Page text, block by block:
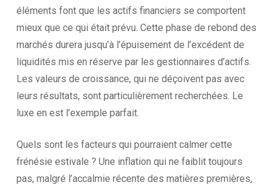
éléments font que les actifs financiers se comportent
mieux que ce qui était prévu. Cette phase de rebond des
marchés durera jusqu’à l’épuisement de l’excédent de
liquidités mis en réserve par les gestionnaires d’actifs.
Les valeurs de croissance, qui ne déçoivent pas avec
leurs résultats, sont particulièrement recherchées. Le
luxe en est l’exemple parfait.
Quels sont les facteurs qui pourraient calmer cette
frénésie estivale ? Une inflation qui ne faiblit toujours
pas, malgré l’accalmie récente des matières premières,